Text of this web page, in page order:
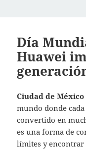
Día
Huawei
Ciudad de México
mundo donde
convertido en
es una forma de
límites y